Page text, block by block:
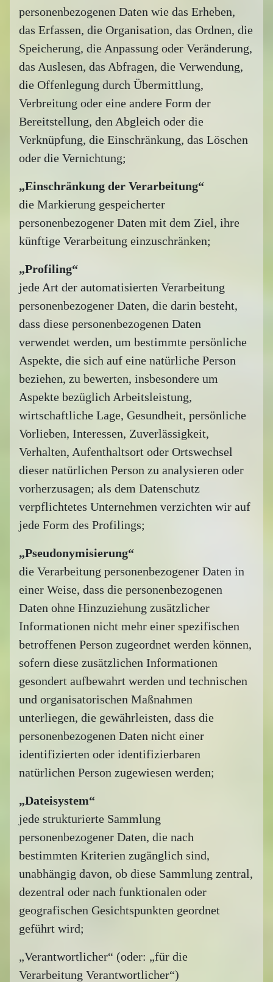
personenbezogenen Daten wie das Erheben,
das Erfassen, die Organisation, das Ordnen, die
Speicherung, die Anpassung oder Veränderung,
das Auslesen, das Abfragen, die Verwendung,
die Offenlegung durch Übermittlung,
Verbreitung oder eine andere Form der
Bereitstellung, den Abgleich oder die
Verknüpfung, die Einschränkung, das Löschen
oder die Vernichtung;
„Einschränkung der Verarbeitung“
die Markierung gespeicherter
personenbezogener Daten mit dem Ziel, ihre
künftige Verarbeitung einzuschränken;
„Profiling“
jede Art der automatisierten Verarbeitung
personenbezogener Daten, die darin besteht,
dass diese personenbezogenen Daten
verwendet werden, um bestimmte persönliche
Aspekte, die sich auf eine natürliche Person
beziehen, zu bewerten, insbesondere um
Aspekte bezüglich Arbeitsleistung,
wirtschaftliche Lage, Gesundheit, persönliche
Vorlieben, Interessen, Zuverlässigkeit,
Verhalten, Aufenthaltsort oder Ortswechsel
dieser natürlichen Person zu analysieren oder
vorherzusagen; als dem Datenschutz
verpflichtetes Unternehmen verzichten wir auf
jede Form des Profilings;
„Pseudonymisierung“
die Verarbeitung personenbezogener Daten in
einer Weise, dass die personenbezogenen
Daten ohne Hinzuziehung zusätzlicher
Informationen nicht mehr einer spezifischen
betroffenen Person zugeordnet werden können,
sofern diese zusätzlichen Informationen
gesondert aufbewahrt werden und technischen
und organisatorischen Maßnahmen
unterliegen, die gewährleisten, dass die
personenbezogenen Daten nicht einer
identifizierten oder identifizierbaren
natürlichen Person zugewiesen werden;
„Dateisystem“
jede strukturierte Sammlung
personenbezogener Daten, die nach
bestimmten Kriterien zugänglich sind,
unabhängig davon, ob diese Sammlung zentral,
dezentral oder nach funktionalen oder
geografischen Gesichtspunkten geordnet
geführt wird;
„Verantwortlicher“ (oder: „für die
Verarbeitung Verantwortlicher“)